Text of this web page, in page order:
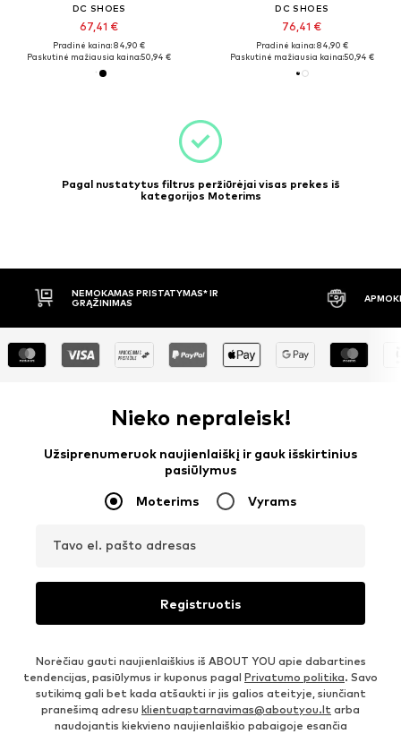
DC SHOES
67,41 €
Pradinė kaina: 84,90 €
Paskutinė mažiausia kaina:50,94 €
DC SHOES
76,41 €
Pradinė kaina: 84,90 €
Paskutinė mažiausia kaina:50,94 €
Pagal nustatytus filtrus peržiūrėjai visas prekes iš
kategorijos Moterims
NEMOKAMAS PRISTATYMAS* IR
GRĄŽINIMAS
Nieko nepraleisk!
Užsiprenumeruok naujienlaiškį ir gauk išskirtinius
pasiūlymus
Moterims Vyrams
Tavo el. pašto adresas
Registruotis
Norėčiau gauti naujienlaiškius iš ABOUT YOU apie dabartines
tendencijas, pasiūlymus ir kuponus pagal Privatumo politika. Savo
sutikimą gali bet kada atšaukti ir jis galios ateityje, siunčiant
pranešimą adresu klientuaptarnavimas@aboutyou.lt arba
naudojantis kiekvieno naujienlaiškio pabaigoje esančia